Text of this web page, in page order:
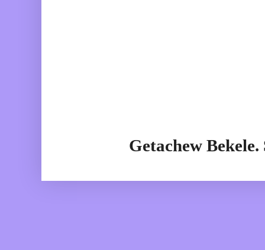
Getachew